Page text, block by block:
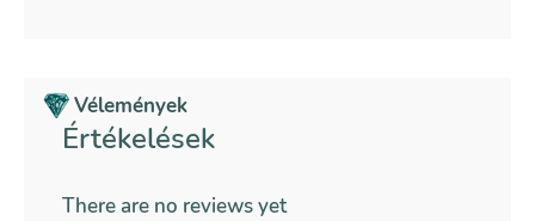
Vélemények
Értékelések
There are no reviews yet